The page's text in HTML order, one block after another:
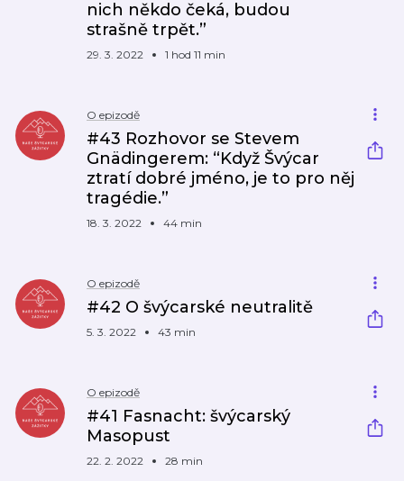
nich někdo čeká, budou
strašně trpět.”
29. 3. 2022 1 hod 11 min
O epizodě
#43 Rozhovor se Stevem
Gnädingerem: “Když Švýcar
ztratí dobré jméno, je to pro něj
tragédie.”
18. 3. 2022 44 min
O epizodě
#42 O švýcarské neutralitě
5. 3. 2022 43 min
O epizodě
#41 Fasnacht: švýcarský
Masopust
22. 2. 2022 28 min